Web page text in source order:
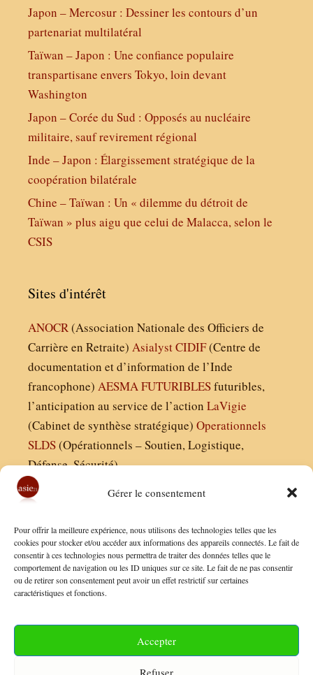
Gérer le consentement
Pour offrir la meilleure expérience, nous utilisons des technologies telles que les
cookies pour stocker et/ou accéder aux informations des appareils connectés. Le fait de
consentir à ces technologies nous permettra de traiter des données telles que le
comportement de navigation ou les ID uniques sur ce site. Le fait de ne pas consentir
ou de retirer son consentement peut avoir un effet restrictif sur certaines
caractéristiques et fonctions.
Accepter
Refuser
Japon – Mercosur : Dessiner les contours d’un
partenariat multilatéral
Taïwan – Japon : Une confiance populaire
transpartisane envers Tokyo, loin devant
Washington
Japon – Corée du Sud : Opposés au nucléaire
militaire, sauf revirement régional
Inde – Japon : Élargissement stratégique de la
coopération bilatérale
Chine – Taïwan : Un « dilemme du détroit de
Taïwan » plus aigu que celui de Malacca, selon le
CSIS
Sites d'intérêt
ANOCR(Association Nationale des Officiers de
Carrière en Retraite) AsialystCIDIF(Centre de
documentation et d’information de l’Inde
francophone) AESMAFUTURIBLESfuturibles,
l’anticipation au service de l’action LaVigie
(Cabinet de synthèse stratégique) Operationnels
SLDS(Opérationnels – Soutien, Logistique,
Défense, Sécurité)
Finaldées EURL
Siège social : 13 avenue Boudon, 75016, Paris
Nous contacter
Conditions Générales de Vente
Politique de Confidentialité